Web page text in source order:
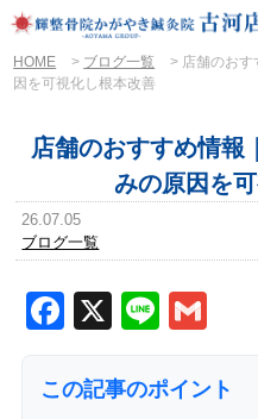
HOME > ブログ一覧 > 店舗のおす
因を可視化し根本改善
店舗のおすすめ情報
みの原因を
26.07.05
ブログ一覧
Facebook
X Line
この記事のポイント